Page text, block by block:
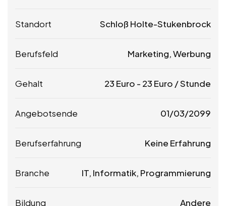
Standort Schloß Holte-Stukenbrock
Berufsfeld Marketing, Werbung
Gehalt 23 Euro - 23 Euro / Stunde
Angebotsende 01/03/2099
Berufserfahrung Keine Erfahrung
Branche IT, Informatik, Programmierung
Bildung Andere